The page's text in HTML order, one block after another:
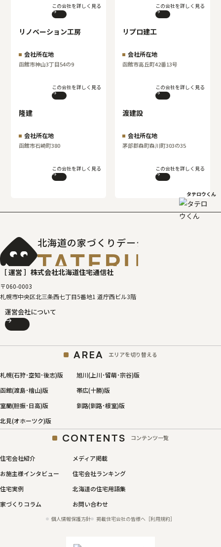
この会社を詳しく見る この会社を詳しく見る
リノベーション工房
会社所在地
函館市神山3丁目54の9
この会社を詳しく見る
リプロ建工
会社所在地
函館市高丘町42番13号
この会社を詳しく見る
隆建
会社所在地
函館市石崎町380
この会社を詳しく見る
渡建設
会社所在地
茅部郡森町森川町303の35
この会社を詳しく見る
タテロウくん
北海道の家づくりデータベース
［ 運営 ］ 株式会社北海道住宅通信社
〒060-0003
札幌市中央区北三条西七丁目5番地1 道庁西ビル3階
運営会社について
AREA エリアを切り替える
札幌(石狩･空知･後志)版
旭川(上川･留萌･宗谷)版
函館(渡島･檜山)版
帯広(十勝)版
室蘭(胆振･日高)版
釧路(釧路･根室)版
北見(オホーツク)版
CONTENTS コンテンツ一覧
住宅会社紹介
メディア掲載
お施主様インタビュー
住宅会社ランキング
住宅実例
北海道の住宅用語集
家づくりコラム
お問い合わせ
個人情報保護方針 掲載住宅会社の皆様へ［利用規約］